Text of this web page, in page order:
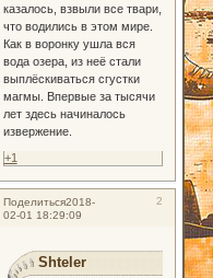
казалось, взвыли все твари,
что водились в этом мире.
Как в воронку ушла вся
вода озера, из неё стали
выплёскиваться сгустки
магмы. Впервые за тысячи
лет здесь начиналось
извержение.
+1
Поделиться 2
2018-
02-01 18:29:09
Shteler